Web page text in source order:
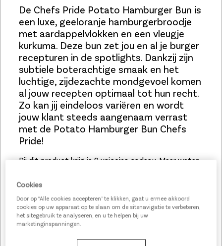
De Chefs Pride Potato Hamburger Bun is
een luxe, geeloranje hamburgerbroodje
met aardappelvlokken en een vleugje
kurkuma. Deze bun zet jou en al je burger
recepturen in de spotlights. Dankzij zijn
subtiele boterachtige smaak en het
luchtige, zijdezachte mondgevoel komen
al jouw recepten optimaal tot hun recht.
Zo kan jij eindeloos variëren en wordt
jouw klant steeds aangenaam verrast
met de Potato Hamburger Bun Chefs
Pride!
Bij dit product krijg je 9 unicoins cadeau. Meer weten
Cookies
Door op “Alle cookies accepteren” te klikken, gaat u ermee akkoord
cookies op uw apparaat op te slaan om de sitenavigatie te verbeteren,
het sitegebruik te analyseren, en u te helpen bij uw
marketinginspanningen.